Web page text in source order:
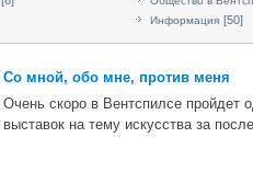
Информация [50]
Со мной, обо мне, против меня
Очень скоро в Вентспилсе пройдет
выставок на тему искусства за